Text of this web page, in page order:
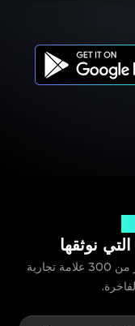
نوثقها
يقدم LegitApp خدمات توثيق شاملة لأكثر من 300 علامة تجارية